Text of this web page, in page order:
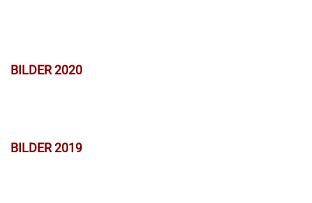
BILDER 2020
BILDER 2019